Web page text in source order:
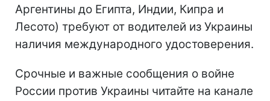
Аргентины до Египта, Индии, Кипра и
Лесото) требуют от водителей из Украины
наличия международного удостоверения.
Срочные и важные сообщения о войне
России против Украины читайте на канале